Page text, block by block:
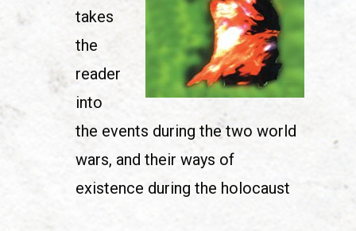
takes
the
reader
into
the events during the two world
wars, and their ways of
existence during the holocaust